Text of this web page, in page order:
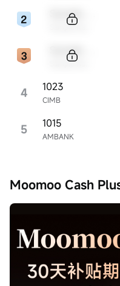
4 CIMB
1023
5 AMBANK
1015
Moomoo Cash